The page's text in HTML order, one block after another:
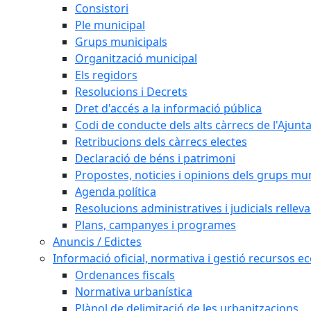
Consistori
Ple municipal
Grups municipals
Organització municipal
Els regidors
Resolucions i Decrets
Dret d'accés a la informació pública
Codi de conducte dels alts càrrecs de
Retribucions dels càrrecs electes
Declaració de béns i patrimoni
Propostes, noticies i opinions dels grups
Agenda política
Resolucions administratives i judicials
Plans, campanyes i programes
Anuncis / Edictes
Informació oficial, normativa i gestió recursos
Ordenances fiscals
Normativa urbanística